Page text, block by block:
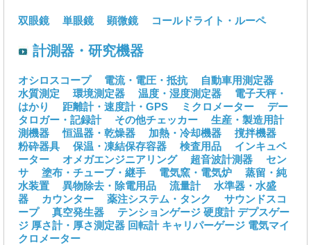
双眼鏡 単眼鏡 顕微鏡 コールドライト・ルーペ
計測器・研究機器
オシロスコープ 電流・電圧・抵抗
自動車用測定器
水質測定
環境測定器 温度・湿度測定器
電子天秤・
はかり
距離計・速度計・GPS ミクロメーター
デー
タロガー・記録計
その他チェッカー
生産・製造用計
測機器
恒温器・乾燥器 加熱・冷却機器
撹拌機器
粉砕器具
保温・凍結保存容器 検査用品
インキュベ
ーター
オメガエンジニアリング 超音波計測器
セン
サ
塗布・チューブ・継手 電気窯・電気炉
蒸留・純
水装置
異物除去・除電用品 流量計
水準器・水盛
器
カウンター 薬注システム・タンク
サウンドスコ
ープ
真空発生器 テンションゲージ 硬度計 デプスゲー
ジ 厚さ計・厚さ測定器 回転計 キャリパーゲージ 電気マイ
クロメーター